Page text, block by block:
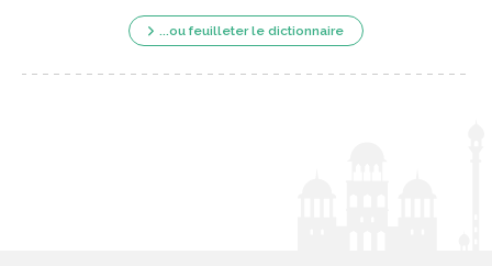
...ou feuilleter le dictionnaire